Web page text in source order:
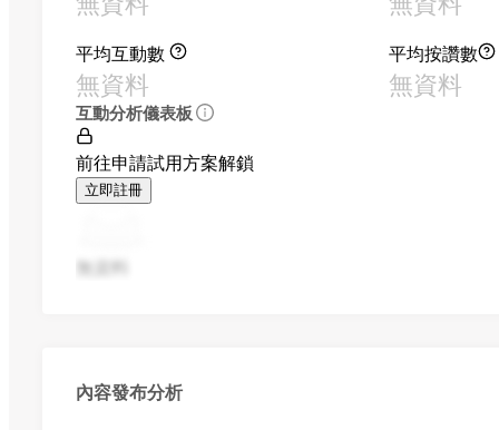
平均互動數
無資料
平均按讚數
無資料
互動分析儀表板
前往申請試用方案解鎖
立即註冊
無資料
內容發布分析